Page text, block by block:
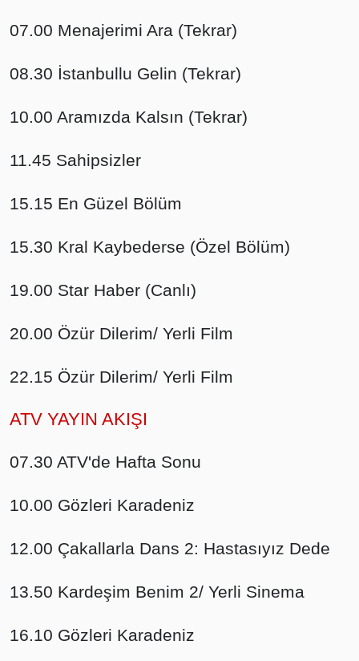
07.00 Menajerimi Ara (Tekrar)
08.30 İstanbullu Gelin (Tekrar)
10.00 Aramızda Kalsın (Tekrar)
11.45 Sahipsizler
15.15 En Güzel Bölüm
15.30 Kral Kaybederse (Özel Bölüm)
19.00 Star Haber (Canlı)
20.00 Özür Dilerim/ Yerli Film
22.15 Özür Dilerim/ Yerli Film
ATV YAYIN AKIŞI
07.30 ATV'de Hafta Sonu
10.00 Gözleri Karadeniz
12.00 Çakallarla Dans 2: Hastasıyız Dede
13.50 Kardeşim Benim 2/ Yerli Sinema
16.10 Gözleri Karadeniz